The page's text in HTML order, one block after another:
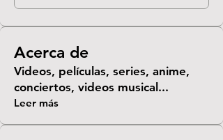
Acerca de
Videos, películas, series, anime,
conciertos, videos musical ...
Leer más